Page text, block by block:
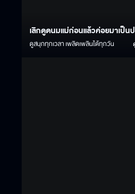
เลิกดูดนมแม่ก่อนแล้วค่อยมาเป็น
ดูสนุกทุกเวลา เพลิดเพลินได้ทุกวัน